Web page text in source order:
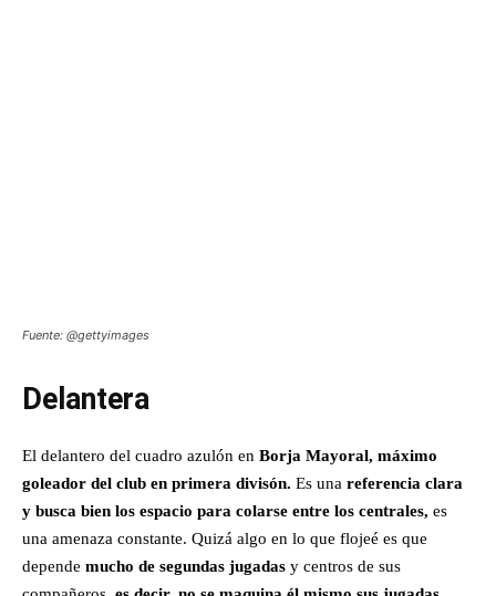
Fuente: @gettyimages
Delantera
El delantero del cuadro azulón en Borja Mayoral, máximo
goleador del club en primera divisón. Es una referencia clara
y busca bien los espacio para colarse entre los centrales, es
una amenaza constante. Quizá algo en lo que flojeé es que
depende mucho de segundas jugadas y centros de sus